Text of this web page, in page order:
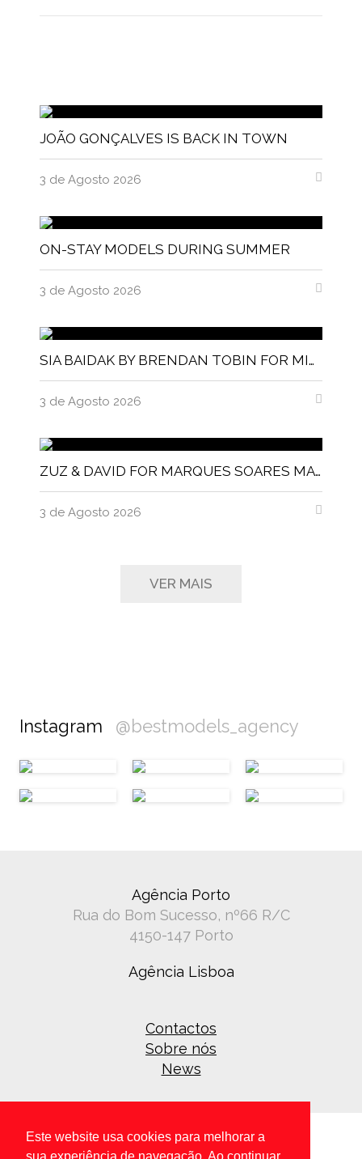
Este website usa cookies para melhorar a
JOÃO GONÇALVES IS BACK IN TOWN
3 de Agosto 2026
ON-STAY MODELS DURING SUMMER
3 de Agosto 2026
SIA BAIDAK BY BRENDAN TOBIN FOR MISC MAGAZINE
3 de Agosto 2026
ZUZ & DAVID FOR MARQUES SOARES MAGNITUDE MAGAZINE
3 de Agosto 2026
VER MAIS
Instagram @bestmodels_agency
Agência Porto
Rua do Bom Sucesso, nº66 R/C
4150-147 Porto
Agência Lisboa
Contactos
Sobre nós
News